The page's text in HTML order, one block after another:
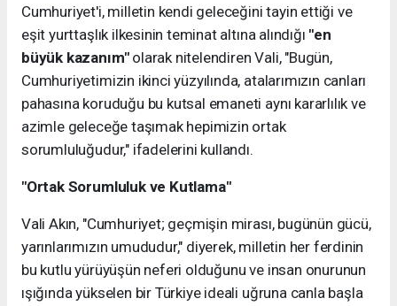
Cumhuriyet'i, milletin kendi geleceğini tayin ettiği ve
eşit yurttaşlık ilkesinin teminat altına alındığı "en
büyük kazanım"olarak nitelendiren Vali, "Bugün,
Cumhuriyetimizin ikinci yüzyılında, atalarımızın canları
pahasına koruduğu bu kutsal emaneti aynı kararlılık ve
azimle geleceğe taşımak hepimizin ortak
sorumluluğudur," ifadelerini kullandı.
"Ortak Sorumluluk ve Kutlama"
Vali Akın, "Cumhuriyet; geçmişin mirası, bugünün gücü,
yarınlarımızın umududur," diyerek, milletin her ferdinin
bu kutlu yürüyüşün neferi olduğunu ve insan onurunun
ışığında yükselen bir Türkiye ideali uğruna canla başla